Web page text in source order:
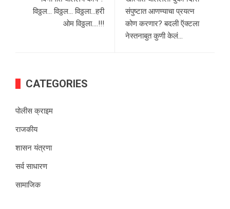
विठ्ठल… विठ्ठल… विठ्ठला…हरी
ओम विठ्ठला….!!!
संपुष्टात आणण्याचा प्रयत्न
कोण करणार? बदली ऍक्टला
नेस्तनाबुत कुणी केलं…
CATEGORIES
पोलीस क्राइम
राजकीय
शासन यंत्रणा
सर्व साधारण
सामाजिक